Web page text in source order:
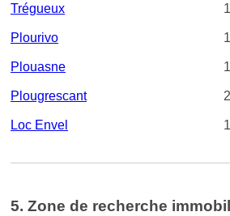
Trégueux
Plourivo
Plouasne
Plougrescant
Loc Envel
5. Zone de recherche